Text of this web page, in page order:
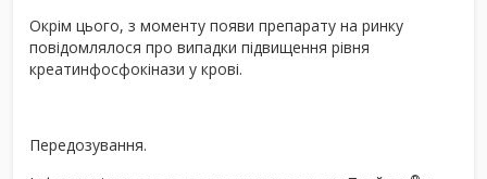
Окрім цього, з моменту появи препарату на ринку
повідомлялося про випадки підвищення рівня
креатинфосфокінази у крові.
Передозування.